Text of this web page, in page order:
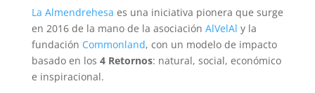
La Almendrehesa es una iniciativa pionera que surge
en 2016 de la mano de la asociación AlVelAl y la
fundación Commonland, con un modelo de impacto
basado en los 4 Retornos: natural, social, económico
e inspiracional.